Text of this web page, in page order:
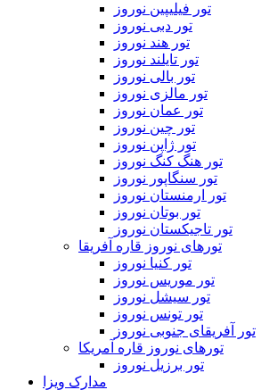
تور فیلیپین نوروز
تور دبی نوروز
تور هند نوروز
تور تایلند نوروز
تور بالی نوروز
تور مالزی نوروز
تور عمان نوروز
تور چین نوروز
تور ژاپن نوروز
تور هنگ کنگ نوروز
تور سنگاپور نوروز
تور ارمنستان نوروز
تور بوتان نوروز
تور تاجیکستان نوروز
تورهای نوروز قاره آفریقا
تور کنیا نوروز
تور موریس نوروز
تور سیشل نوروز
تور تونس نوروز
تور آفریقای جنوبی نوروز
تورهای نوروز قاره آمریکا
تور برزیل نوروز
مدارک ویزا